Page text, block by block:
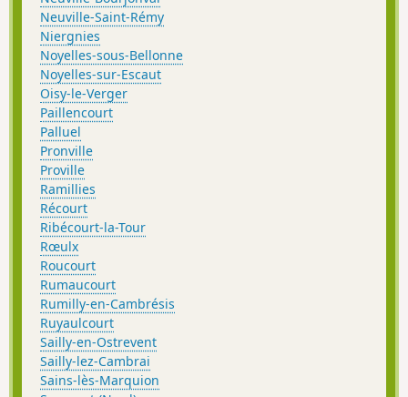
Neuville-Saint-Rémy
Niergnies
Noyelles-sous-Bellonne
Noyelles-sur-Escaut
Oisy-le-Verger
Paillencourt
Palluel
Pronville
Proville
Ramillies
Récourt
Ribécourt-la-Tour
Rœulx
Roucourt
Rumaucourt
Rumilly-en-Cambrésis
Ruyaulcourt
Sailly-en-Ostrevent
Sailly-lez-Cambrai
Sains-lès-Marquion